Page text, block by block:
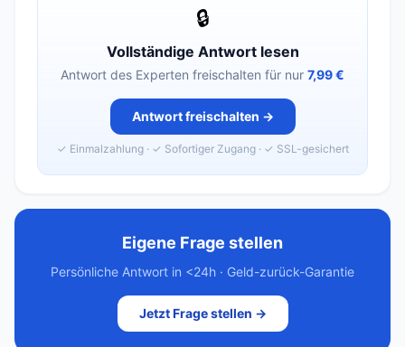
🔒
Vollständige Antwort lesen
Antwort des Experten freischalten für nur 7,99 €
Antwort freischalten →
✓ Einmalzahlung · ✓ Sofortiger Zugang · ✓ SSL-gesichert
Eigene Frage stellen
Persönliche Antwort in <24h · Geld-zurück-Garantie
Jetzt Frage stellen →